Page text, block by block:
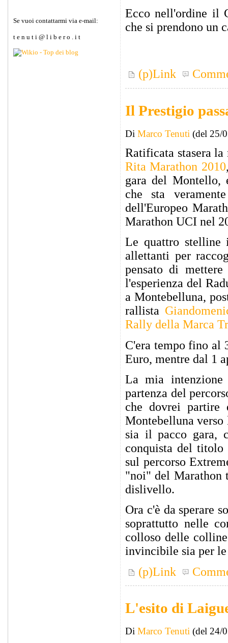
Se vuoi contattarmi via e-mail:
t e n u t i @ l i b e r o . i t
Ecco nell'ordine il
che si prendono un
(p)Link
Il Prestigio
Di Marco Tenuti (del 25/
Ratificata stasera
Rita Marathon 2010
gara del Montello,
che sta
dell'Europeo
Marathon UCI nel
Le quattro stelline
allettanti per
pensato di
l'esperienza del
a Montebelluna,
rallista
Rally della Marca
C'era tempo fino al
Euro, mentre dal 1
La mia
partenza del
che dovrei partire
Montebelluna
sia il pacco gara,
conquista del
sul percorso
"noi" del Marathon
dislivello.
Ora c'è da sperare
soprattutto nelle
colloso delle
invincibile sia per
(p)Link
L'esito di
Di Marco Tenuti (del 24/